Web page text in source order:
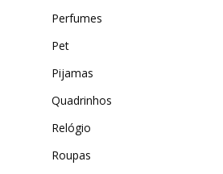
Perfumes
Pet
Pijamas
Quadrinhos
Relógio
Roupas